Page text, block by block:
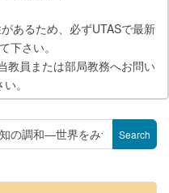
あるため、必ずUTASで最新
下さい。
教員または部局教務へお問い
。
Search